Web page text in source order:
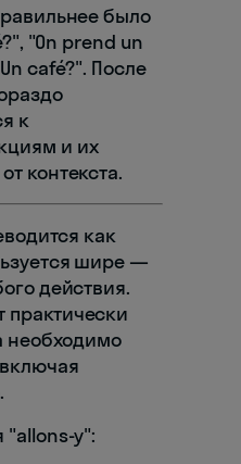
было
"On prend un
café?". После
к
и их
контекста.
как
шире —
действия.
практически
необходимо
y":